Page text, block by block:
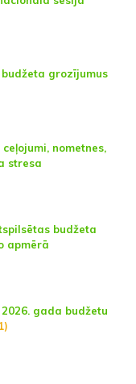
grozījumus
nometnes,
stresa
budžeta
apmērā
gada budžetu